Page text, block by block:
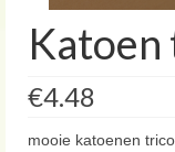
€4.48
mooie katoenen